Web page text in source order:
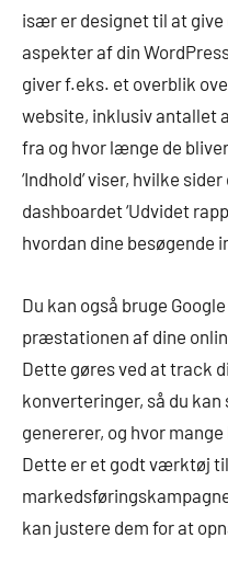
især er designet til at
aspekter af din
giver f.eks. et overblik
website, inklusiv antallet
fra og hvor længe de
‘Indhold’ viser, hvilke
dashboardet ‘Udvidet
hvordan dine besøgende
Du kan også bruge
præstationen af dine
Dette gøres ved at track
konverteringer, så du
genererer, og hvor
Dette er et godt værktøj
kan justere dem for at